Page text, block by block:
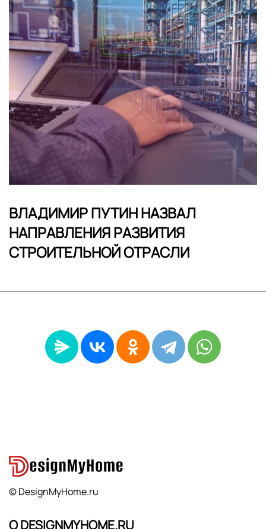
ВЛАДИМИР ПУТИН НАЗВАЛ
НАПРАВЛЕНИЯ РАЗВИТИЯ
СТРОИТЕЛЬНОЙ ОТРАСЛИ
© DesignMyHome.ru
О DESIGNMYHOME.RU